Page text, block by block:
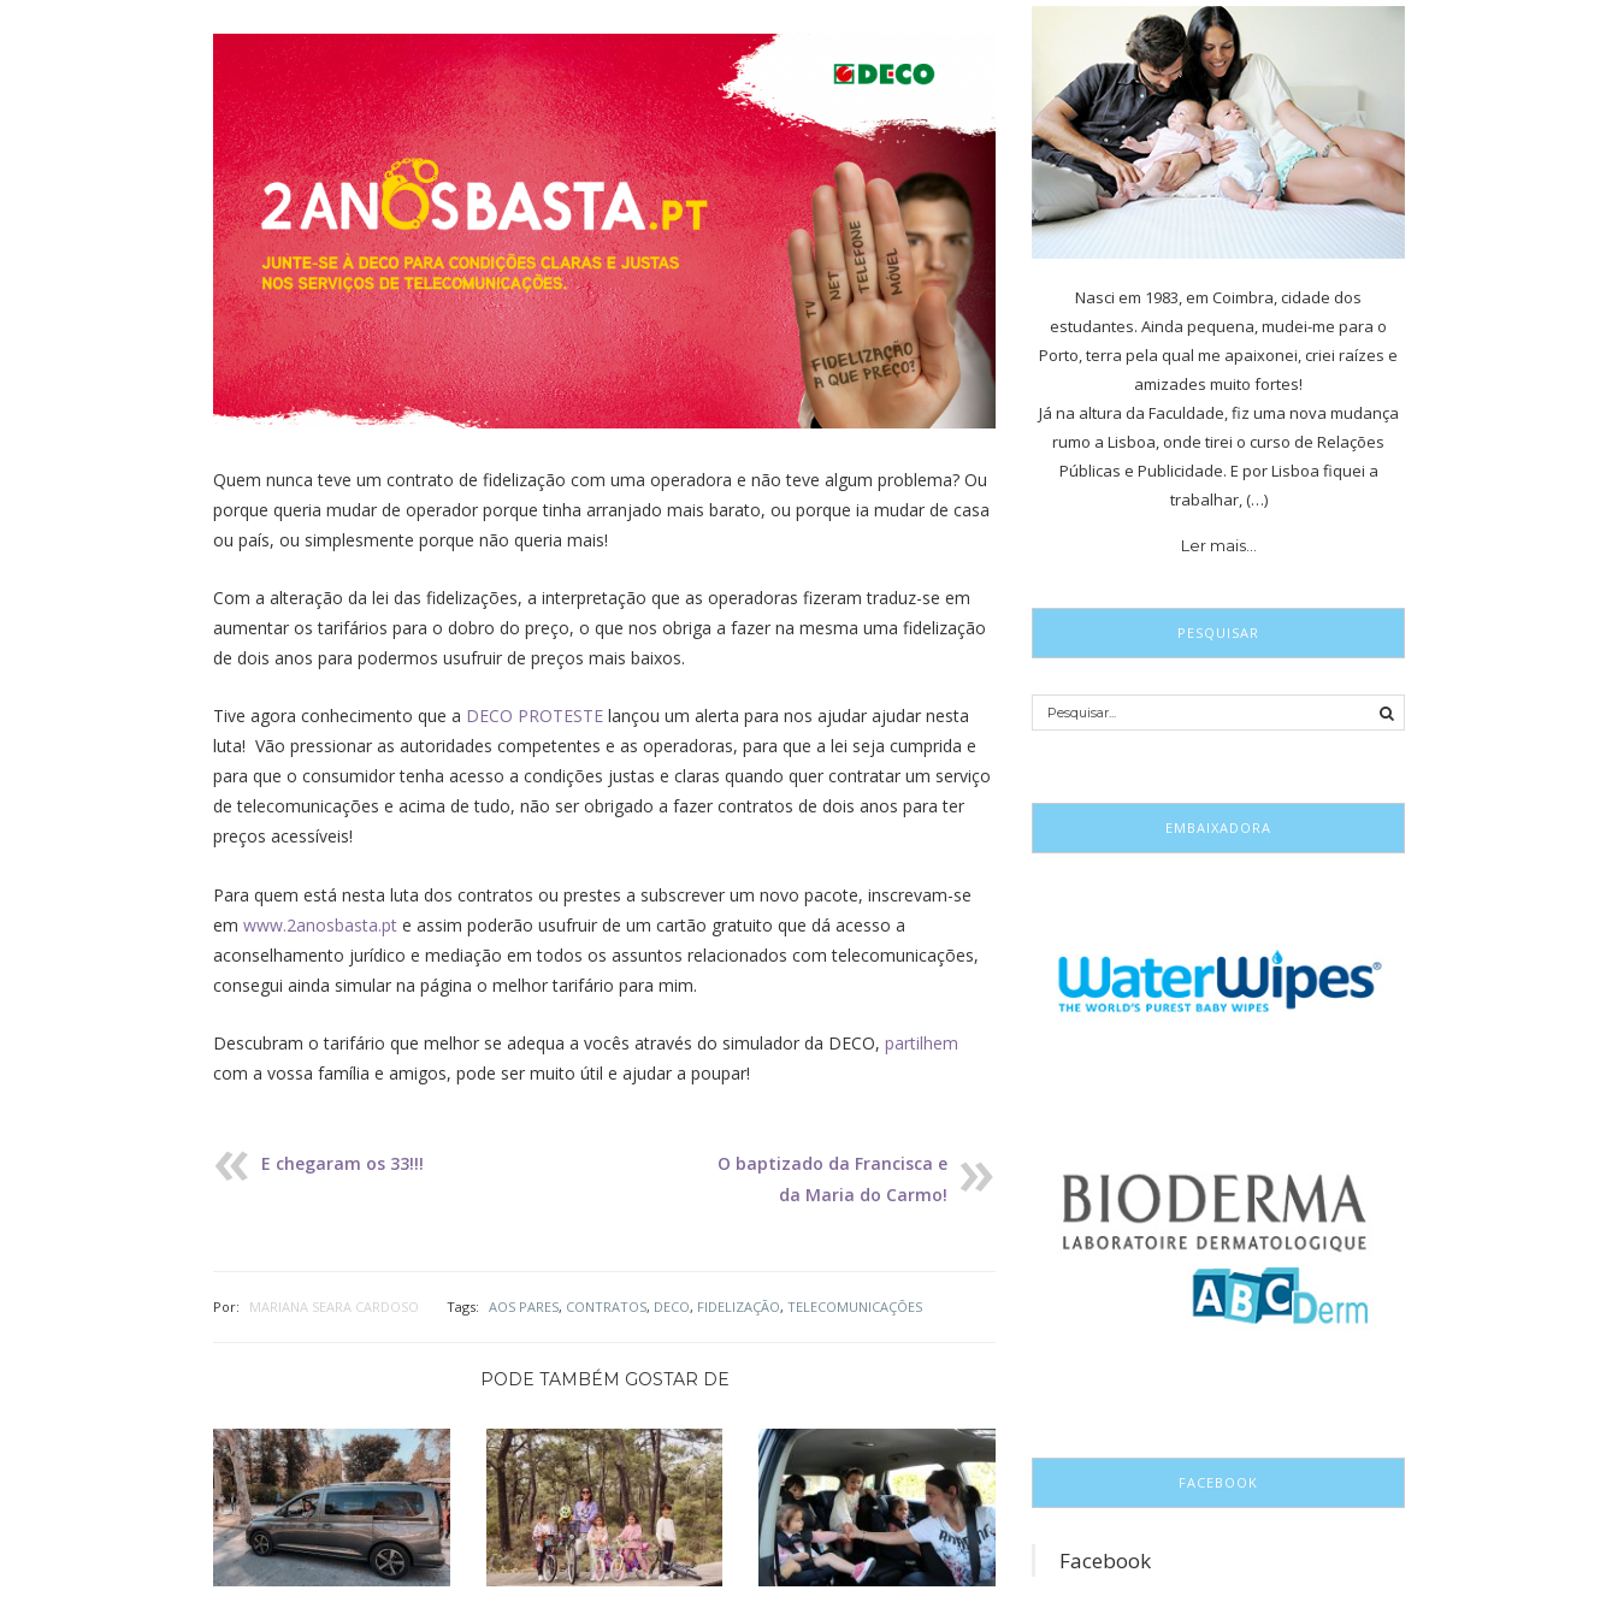
Quem nunca teve um contrato de fidelização com uma operadora e não teve algum problema? Ou
porque queria mudar de operador porque tinha arranjado mais barato, ou porque ia mudar de casa
ou país, ou simplesmente porque não queria mais!
Com a alteração da lei das fidelizações, a interpretação que as operadoras fizeram traduz-se em
aumentar os tarifários para o dobro do preço, o que nos obriga a fazer na mesma uma fidelização
de dois anos para podermos usufruir de preços mais baixos.
Tive agora conhecimento que a DECO PROTESTE lançou um alerta para nos ajudar ajudar nesta
luta! Vão pressionar as autoridades competentes e as operadoras, para que a lei seja cumprida e
para que o consumidor tenha acesso a condições justas e claras quando quer contratar um serviço
de telecomunicações e acima de tudo, não ser obrigado a fazer contratos de dois anos para ter
preços acessíveis!
Para quem está nesta luta dos contratos ou prestes a subscrever um novo pacote, inscrevam-se
em www.2anosbasta.pt e assim poderão usufruir de um cartão gratuito que dá acesso a
aconselhamento jurídico e mediação em todos os assuntos relacionados com telecomunicações,
consegui ainda simular na página o melhor tarifário para mim.
Descubram o tarifário que melhor se adequa a vocês através do simulador da DECO, partilhem
com a vossa família e amigos, pode ser muito útil e ajudar a poupar!
E chegaram os 33!!!
O baptizado da Francisca e
da Maria do Carmo!
Por: MARIANA SEARA CARDOSO Tags: AOS PARES, CONTRATOS, DECO, FIDELIZAÇÃO, TELECOMUNICAÇÕES
PODE TAMBÉM GOSTAR DE
Nasci em 1983, em Coimbra, cidade dos
estudantes. Ainda pequena, mudei-me para o
Porto, terra pela qual me apaixonei, criei raízes e
amizades muito fortes!
Já na altura da Faculdade, fiz uma nova mudança
rumo a Lisboa, onde tirei o curso de Relações
Públicas e Publicidade. E por Lisboa fiquei a
trabalhar, (…)
Ler mais…
PESQUISAR
EMBAIXADORA
FACEBOOK
Facebook